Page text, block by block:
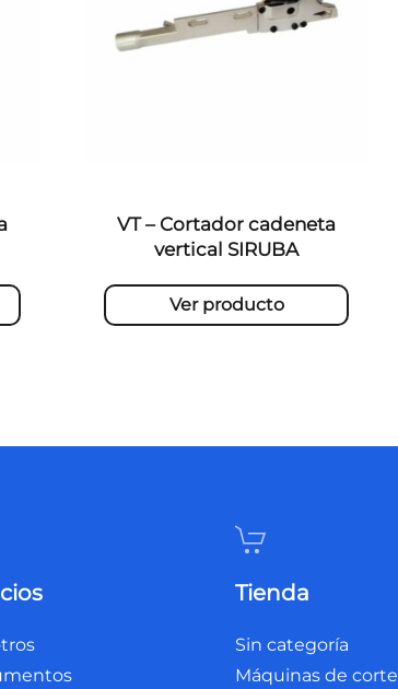
VT – Cortador cadeneta
vertical SIRUBA
Ver producto
Tienda
Sin categoría
Máquinas de corte